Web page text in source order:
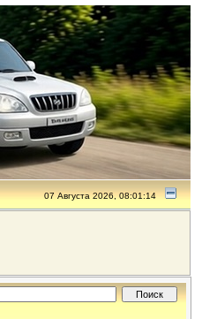
07 Августа 2026, 08:01:14